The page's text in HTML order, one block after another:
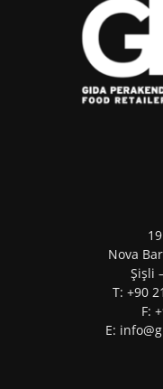
Nova
Şişli
T: +90
F:
E: